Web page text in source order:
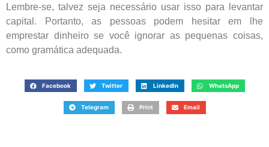
Lembre-se, talvez seja necessário usar isso para levantar
capital. Portanto, as pessoas podem hesitar em lhe
emprestar dinheiro se você ignorar as pequenas coisas,
como gramática adequada.
Facebook Twitter LinkedIn WhatsApp
Telegram Print Email